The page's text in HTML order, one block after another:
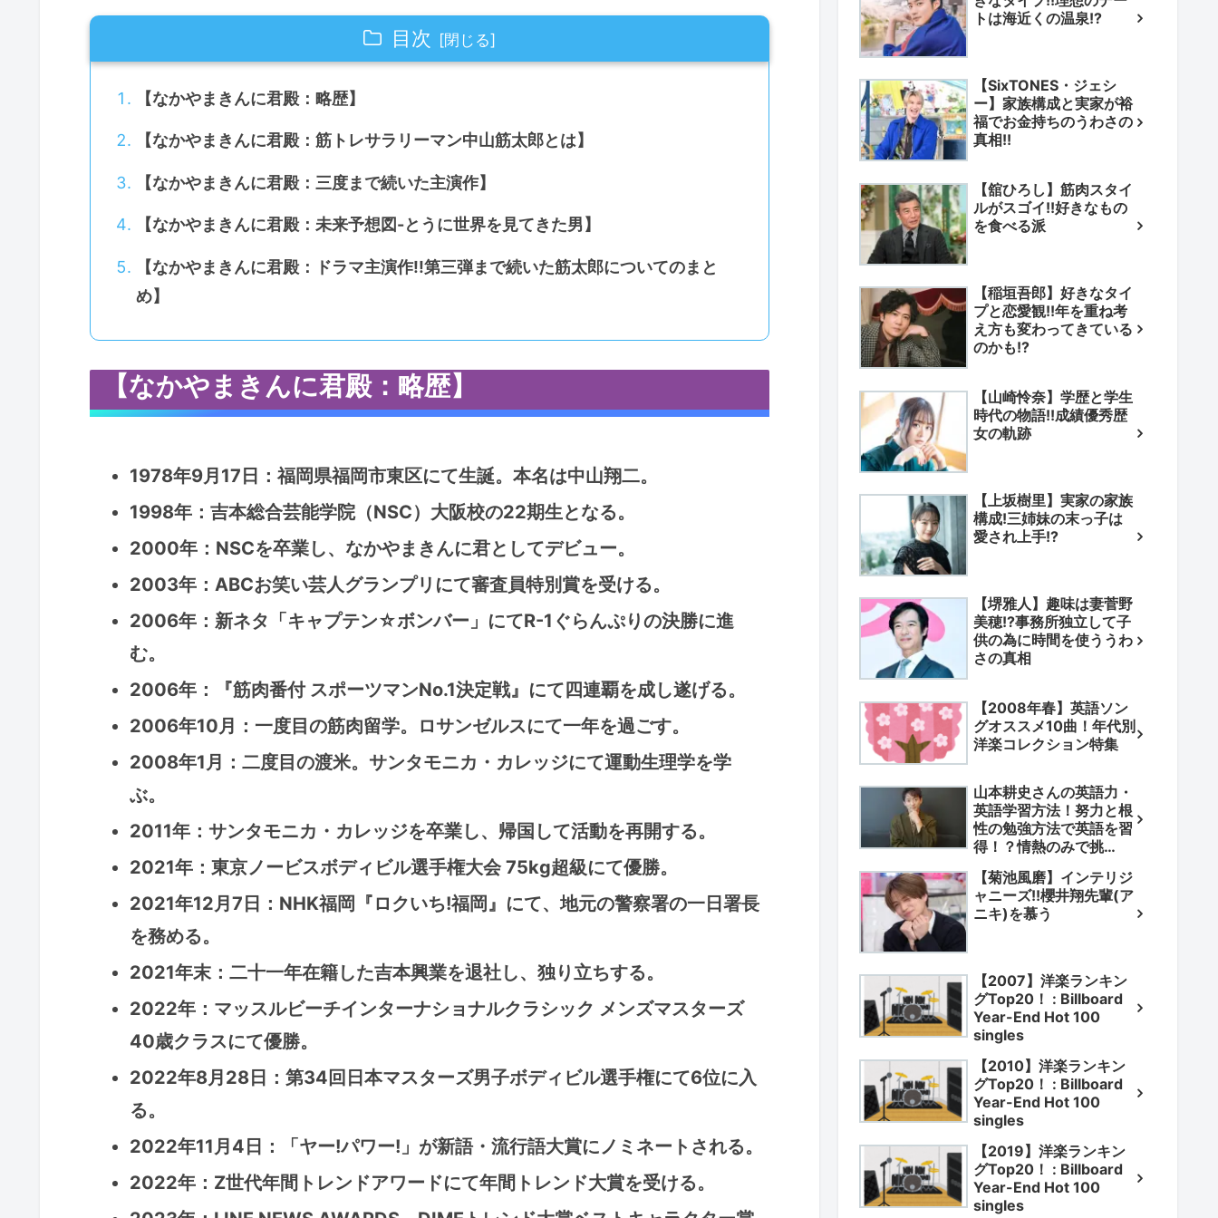
目次
【なかやまきんに君殿：略歴】
【なかやまきんに君殿：筋トレサラリーマン中山筋太郎とは】
【なかやまきんに君殿：三度まで続いた主演作】
【なかやまきんに君殿：未来予想図-とうに世界を見てきた男】
【なかやまきんに君殿：ドラマ主演作!!第三弾まで続いた筋太郎についてのまと
め】
【なかやまきんに君殿：略歴】
1978年9月17日：福岡県福岡市東区にて生誕。本名は中山翔二。
1998年：吉本総合芸能学院（NSC）大阪校の22期生となる。
2000年：NSCを卒業し、なかやまきんに君としてデビュー。
2003年：ABCお笑い芸人グランプリにて審査員特別賞を受ける。
2006年：新ネタ「キャプテン☆ボンバー」にてR-1ぐらんぷりの決勝に進
む。
2006年：『筋肉番付 スポーツマンNo.1決定戦』にて四連覇を成し遂げる。
2006年10月：一度目の筋肉留学。ロサンゼルスにて一年を過ごす。
2008年1月：二度目の渡米。サンタモニカ・カレッジにて運動生理学を学
ぶ。
2011年：サンタモニカ・カレッジを卒業し、帰国して活動を再開する。
2021年：東京ノービスボディビル選手権大会 75kg超級にて優勝。
2021年12月7日：NHK福岡『ロクいち!福岡』にて、地元の警察署の一日署長
を務める。
2021年末：二十一年在籍した吉本興業を退社し、独り立ちする。
2022年：マッスルビーチインターナショナルクラシック メンズマスターズ
40歳クラスにて優勝。
2022年8月28日：第34回日本マスターズ男子ボディビル選手権にて6位に入
る。
2022年11月4日：「ヤー!パワー!」が新語・流行語大賞にノミネートされる。
2022年：Z世代年間トレンドアワードにて年間トレンド大賞を受ける。
トは海近くの温泉!?
【SixTONES・ジェシ
ー】家族構成と実家が裕
福でお金持ちのうわさの
真相!!
【舘ひろし】筋肉スタイ
ルがスゴイ!!好きなもの
を食べる派
【稲垣吾郎】好きなタイ
プと恋愛観!!年を重ね考
え方も変わってきている
のかも!?
【山崎怜奈】学歴と学生
時代の物語!!成績優秀歴
女の軌跡
【上坂樹里】実家の家族
構成!三姉妹の末っ子は
愛され上手!?
【堺雅人】趣味は妻菅野
美穂!?事務所独立して子
供の為に時間を使ううわ
さの真相
【2008年春】英語ソン
グオススメ10曲！年代別
洋楽コレクション特集
山本耕史さんの英語力・
英語学習方法！努力と根
性の勉強方法で英語を習
得！？情熱のみで挑
【菊池風磨】インテリジ
ャニーズ!!櫻井翔先輩(ア
ニキ)を慕う
【2007】洋楽ランキン
グTop20！ : Billboard
Year-End Hot 100
singles
【2010】洋楽ランキン
グTop20！ : Billboard
Year-End Hot 100
singles
【2019】洋楽ランキン
グTop20！ : Billboard
Year-End Hot 100
singles